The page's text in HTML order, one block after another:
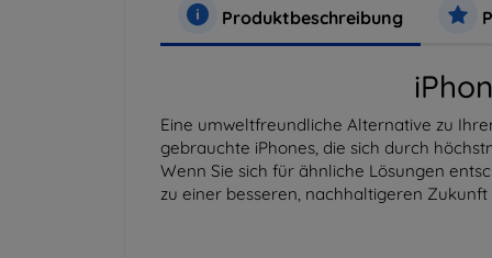
Produktbeschreibung
Eine umweltfreundliche Alternative zu
gebrauchte iPhones, die sich durch
Wenn Sie sich für ähnliche Lösungen
zu einer besseren, nachhaltigeren Zukunft